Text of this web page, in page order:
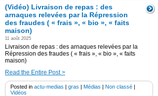
(Vidéo) Livraison de repas : des
arnaques relevées par la Répression
des fraudes ( « frais », « bio », « faits
maison)
11 août 2025
Livraison de repas : des arnaques relevées par la
Répression des fraudes ( « frais », « bio », « faits
maison)
Read the Entire Post >
Posted in actu-medias | gras | Médias | Non classé |
Vidéos